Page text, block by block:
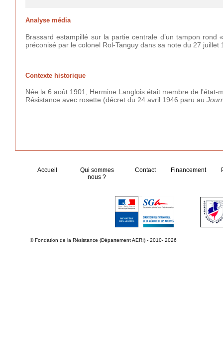
Analyse média
Brassard estampillé sur la partie centrale d’un tampon
préconisé par le colonel Rol-Tanguy dans sa note du 27 juillet
Contexte historique
Née la 6 août 1901, Hermine Langlois était membre de
Résistance avec rosette (décret du 24 avril 1946 paru au
Accueil
Qui sommes
nous ?
Contact Financement
© Fondation de la Résistance (Département AERI) - 2010- 2026